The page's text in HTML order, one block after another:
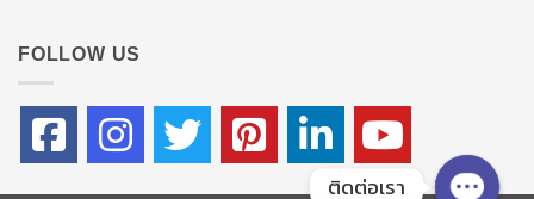
FOLLOW US
ติดต่อเรา